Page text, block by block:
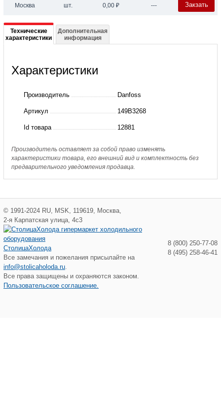
Москва шт. 0,00 ₽ --- Закзать
Подробная
информация
149B3268
сетчатый
Ду250
Ру10
пр.
класс
0823361905)
Технические
характеристики
Дополнительная
информация
Характеристики
Производитель Danfoss
Артикул 149B3268
Id товара 12881
Производитель оставляет за собой право изменять
характеристики товара, его внешний вид и комплектность без
предварительного уведомления продавца.
© 1991-2024 RU MSK 119619 Москва
2-я Карпатская улица, 4с3
СтолицаХолода
Все замечания и пожелания присылайте на
info@stolicaholoda.ru
Все права защищены и охраняются законом.
Пользовательское соглашение.
8 (800) 250-77-08
8 (495) 258-46-41